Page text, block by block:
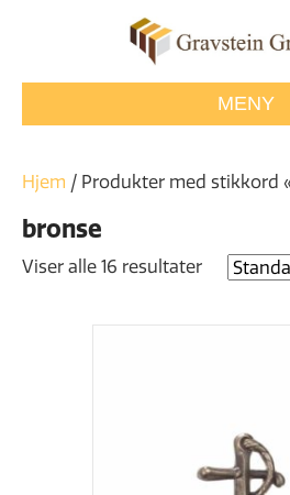
MENY
Hjem / Produkter med stikkord
bronse
Viser alle 16 resultater